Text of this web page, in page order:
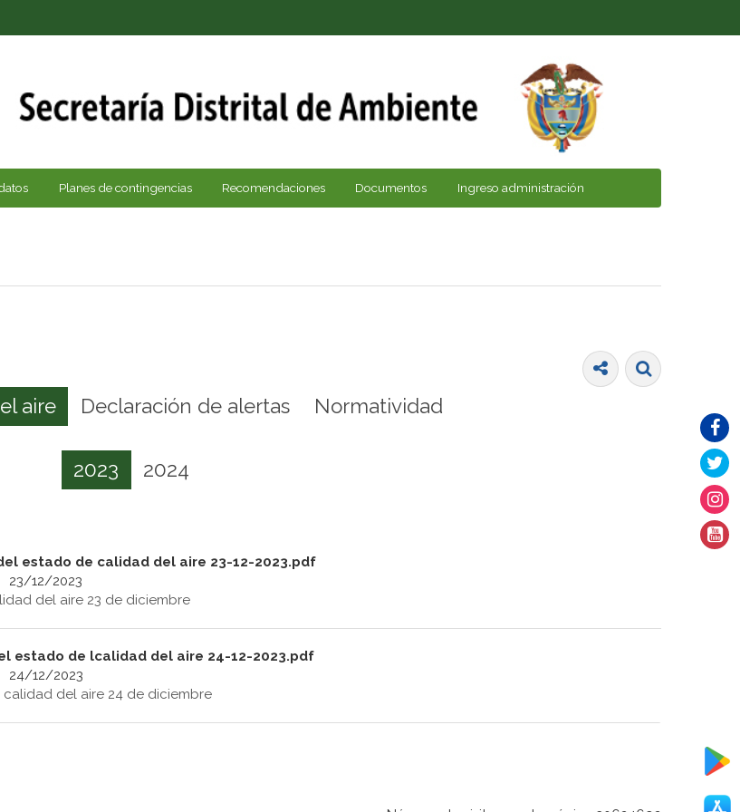
Planes de contingencias Recomendaciones Documentos Ingreso administración
aire Declaración de alertas Normatividad
2023 2024
estado de calidad del aire 23-12-2023.pdf
23/12/2023
del aire 23 de diciembre
estado de lcalidad del aire 24-12-2023.pdf
24/12/2023
calidad del aire 24 de diciembre